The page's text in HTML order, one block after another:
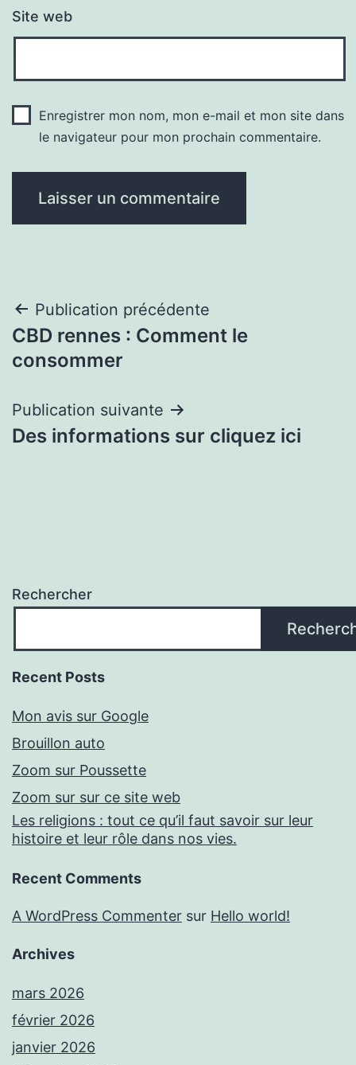
Site web
Enregistrer mon nom, mon e-mail et mon site dans
le navigateur pour mon prochain commentaire.
Navigation
de
Publication précédente
CBD rennes : Comment le
consommer
Publication suivante
Des informations sur cliquez ici
Rechercher
Recent Posts
Mon avis sur Google
Brouillon auto
Zoom sur Poussette
Zoom sur sur ce site web
Les religions : tout ce qu’il faut savoir sur leur
histoire et leur rôle dans nos vies.
Recent Comments
A WordPress Commenter sur Hello world!
Archives
mars 2026
février 2026
janvier 2026